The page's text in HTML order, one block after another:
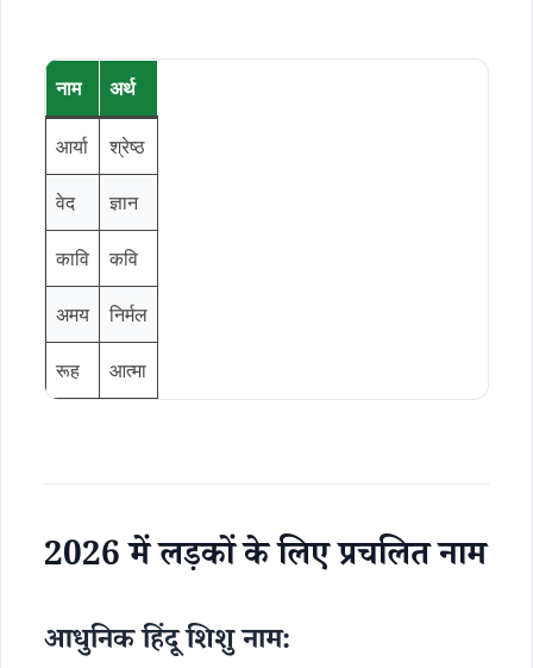
नाम अर्थ
आर्या श्रेष्ठ
वेद ज्ञान
कावि कवि
अमय निर्मल
रूह आत्मा
2026 में लड़कों के लिए प्रचलित नाम
आधुनिक हिंदू शिशु नाम: